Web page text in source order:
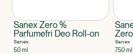
Sanex Zero %
Parfumefri Deo Roll-on
Sanex
50 ml
Sanex
750 ml